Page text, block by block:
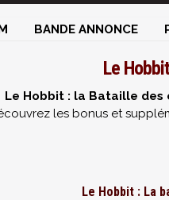
BANDE ANNONCE
Le
Le Hobbit : la Bataille des
les bonus et
Le Hobbit : La